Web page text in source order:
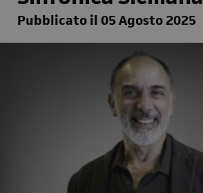
Pubblicato il 05 Agosto 2025